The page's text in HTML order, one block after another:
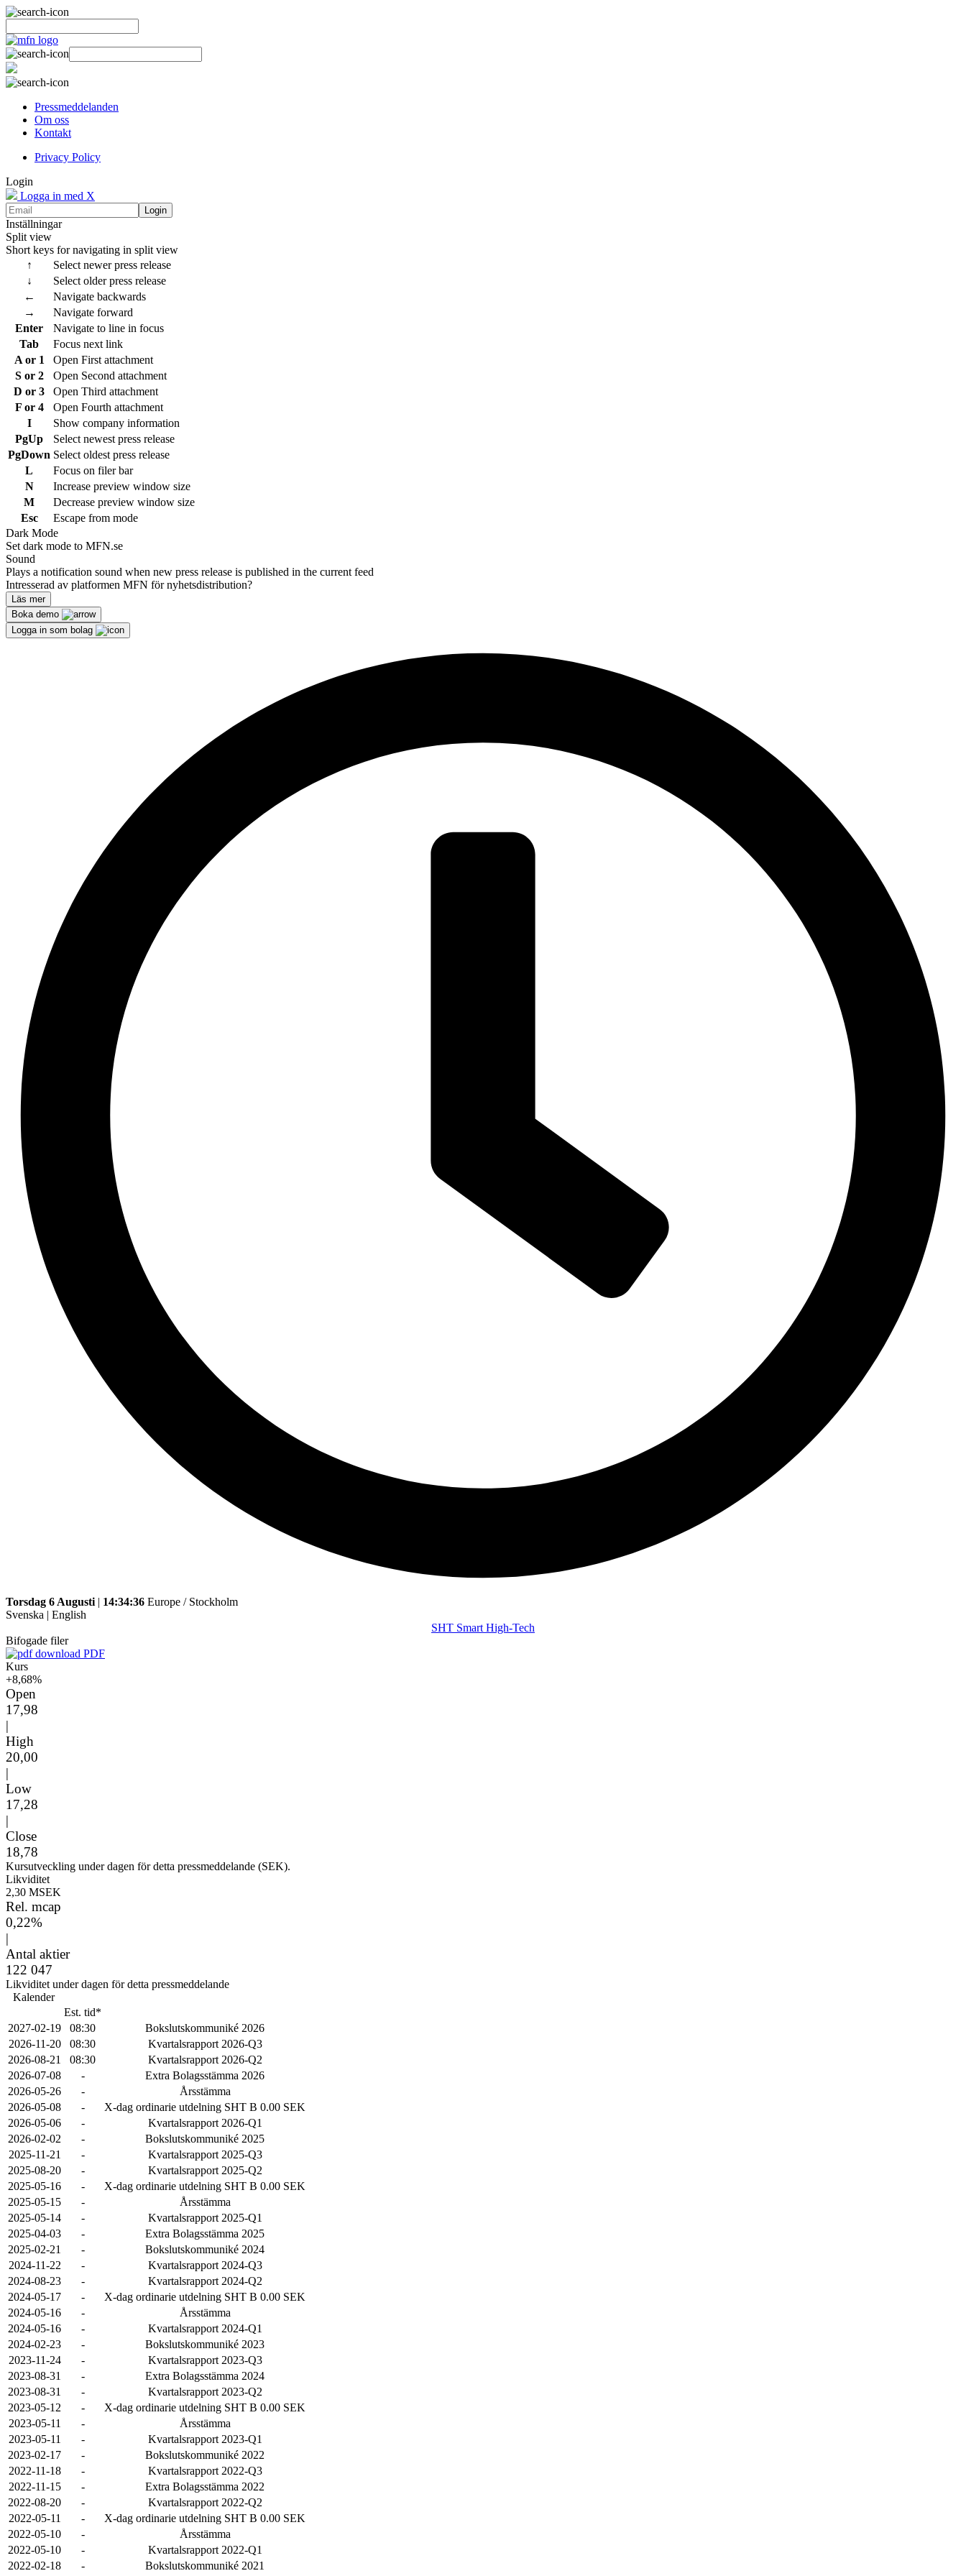
Pressmeddelanden
Om oss
Kontakt
Privacy Policy
Login
Logga in med X
Login
Inställningar
Split view
Short keys for navigating in split view
↑
Select newer press release
↓
Select older press release
←
Navigate backwards
→
Navigate forward
Enter
Navigate to line in focus
Tab
Focus next link
A or 1
Open First attachment
S or 2
Open Second attachment
D or 3
Open Third attachment
F or 4
Open Fourth attachment
I
Show company information
PgUp
Select newest press release
PgDown Select oldest press release
L
Focus on filer bar
N
Increase preview window size
M
Decrease preview window size
Esc
Escape from mode
Dark Mode
Set dark mode to MFN.se
Sound
Plays a notification sound when new press release is published in the current feed
Intresserad av platformen MFN för nyhetsdistribution?
Läs mer
Boka demo
Logga in som bolag
Torsdag 6 Augusti | 14:34:36 Europe / Stockholm
Svenska | English
SHT Smart High-Tech
Bifogade filer
PDF
Kurs
+8,68%
Open
17,98
|
High
20,00
|
Low
17,28
|
Close
18,78
Kursutveckling under dagen för detta pressmeddelande (SEK).
Likviditet
2,30 MSEK
Rel. mcap
0,22%
|
Antal aktier
122 047
Likviditet under dagen för detta pressmeddelande
Kalender
Est. tid*
2027-02-19
08:30
Bokslutskommuniké 2026
2026-11-20
08:30
Kvartalsrapport 2026-Q3
2026-08-21
08:30
Kvartalsrapport 2026-Q2
2026-07-08
-
Extra Bolagsstämma 2026
2026-05-26
-
Årsstämma
2026-05-08
-
X-dag ordinarie utdelning SHT B 0.00 SEK
2026-05-06
-
Kvartalsrapport 2026-Q1
2026-02-02
-
Bokslutskommuniké 2025
2025-11-21
-
Kvartalsrapport 2025-Q3
2025-08-20
-
Kvartalsrapport 2025-Q2
2025-05-16
-
X-dag ordinarie utdelning SHT B 0.00 SEK
2025-05-15
-
Årsstämma
2025-05-14
-
Kvartalsrapport 2025-Q1
2025-04-03
-
Extra Bolagsstämma 2025
2025-02-21
-
Bokslutskommuniké 2024
2024-11-22
-
Kvartalsrapport 2024-Q3
2024-08-23
-
Kvartalsrapport 2024-Q2
2024-05-17
-
X-dag ordinarie utdelning SHT B 0.00 SEK
2024-05-16
-
Årsstämma
2024-05-16
-
Kvartalsrapport 2024-Q1
2024-02-23
-
Bokslutskommuniké 2023
2023-11-24
-
Kvartalsrapport 2023-Q3
2023-08-31
-
Extra Bolagsstämma 2024
2023-08-31
-
Kvartalsrapport 2023-Q2
2023-05-12
-
X-dag ordinarie utdelning SHT B 0.00 SEK
2023-05-11
-
Årsstämma
2023-05-11
-
Kvartalsrapport 2023-Q1
2023-02-17
-
Bokslutskommuniké 2022
2022-11-18
-
Kvartalsrapport 2022-Q3
2022-11-15
-
Extra Bolagsstämma 2022
2022-08-20
-
Kvartalsrapport 2022-Q2
2022-05-11
-
X-dag ordinarie utdelning SHT B 0.00 SEK
2022-05-10
-
Årsstämma
2022-05-10
-
Kvartalsrapport 2022-Q1
2022-02-18
-
Bokslutskommuniké 2021